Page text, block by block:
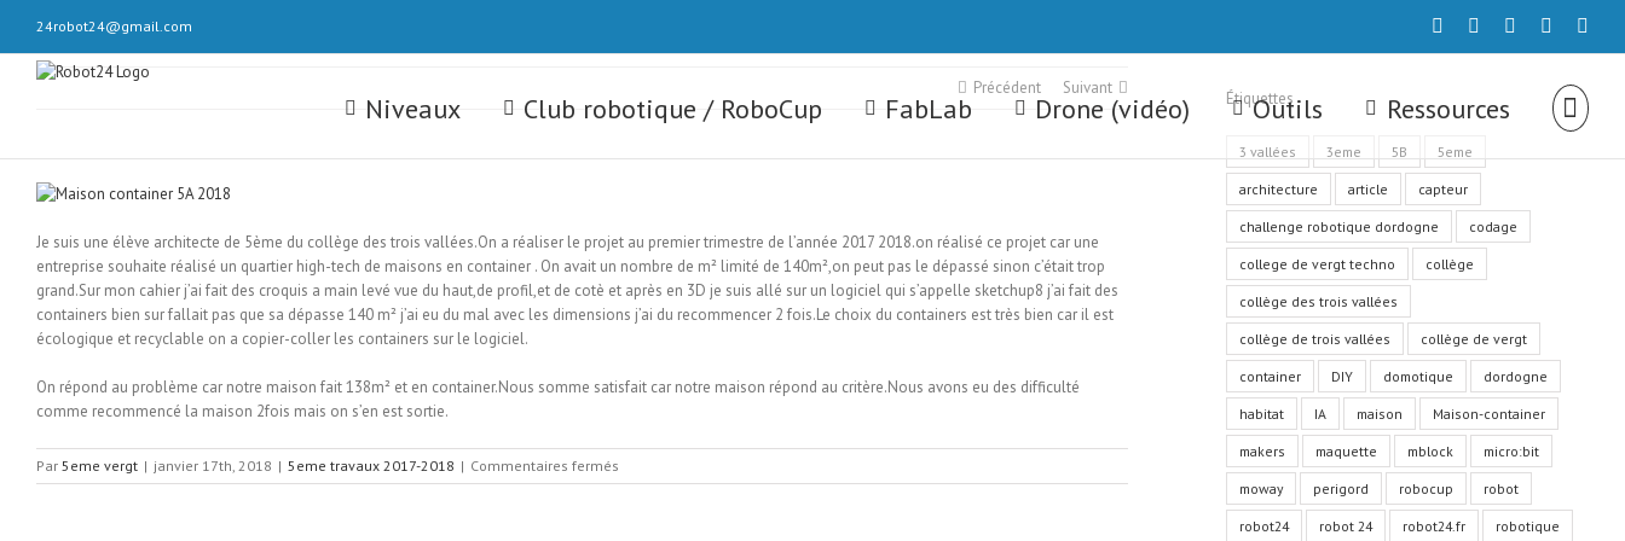
content
24robot24@gmail.com twitter youtubeflickr Email
Niveaux Club robotique / RoboCup FabLab Drone (vidéo) Outils Ressources
Précédent Suivant
Je suis une élève architecte de 5ème du collège des trois vallées.On a réaliser le projet au premier trimestre de l’année 2017 2018.on réalisé ce projet car une
entreprise souhaite réalisé un quartier high-tech de maisons en container . On avait un nombre de m² limité de 140m²,on peut pas le dépassé sinon c’était trop
grand.Sur mon cahier j’ai fait des croquis a main levé vue du haut,de profil,et de cotè et après en 3D je suis allé sur un logiciel qui s’appelle sketchup8 j’ai fait des
containers bien sur fallait pas que sa dépasse 140 m² j’ai eu du mal avec les dimensions j’ai du recommencer 2 fois.Le choix du containers est très bien car il est
écologique et recyclable on a copier-coller les containers sur le logiciel.
On répond au problème car notre maison fait 138m² et en container.Nous somme satisfait car notre maison répond au critère.Nous avons eu des difficulté
comme recommencé la maison 2fois mais on s’en est sortie.
Par 5eme vergt | janvier 17th, 2018 | 5eme travaux 2017-2018 | Commentaires fermés
Maison
Étiquettes
3 vallées 3eme 5B 5eme
architecture article capteur
challenge robotique dordogne codage
college de vergt techno collège
collège des trois vallées
collège de trois vallées collège de vergt
container DIY domotique dordogne
habitat IA maison Maison-container
makers maquette mblock micro:bit
moway perigord robocup robot
robot24 robot 24 robot24.fr robotique